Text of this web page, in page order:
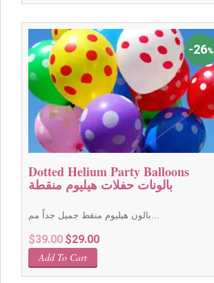
26%
Dotted Helium Party Balloons
بالونات حفلات هيليوم منقطة
بالون هيليوم منقط جميل جداً مم...
$39.00 Original
price
was:
$29.00Current
Add To Cart